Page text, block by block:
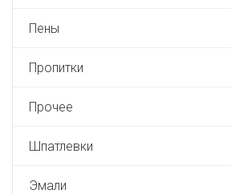
Пены
Пропитки
Прочее
Шпатлевки
Эмали